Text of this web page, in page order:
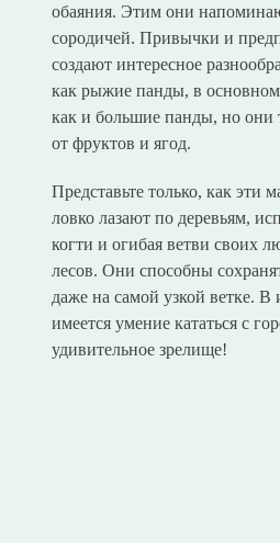
обаяния. Этим они
сородичей. Привычки и
создают интересное
как рыжие панды, в
как и большие панды, но они
от фруктов и ягод.
Представьте только, как эти
ловко лазают по деревьям,
когти и огибая ветви своих
лесов. Они способны
даже на самой узкой ветке. В
имеется умение кататься с
удивительное зрелище!